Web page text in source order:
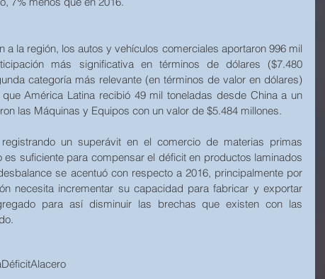
a la región, los autos y vehículos comerciales aportaron 996 mil
más significativa en términos de dólares ($7.480
categoría más relevante (en términos de valor en dólares)
América Latina recibió 49 mil toneladas desde China a un
las Máquinas y Equipos con un valor de $5.484 millones.
un superávit en el comercio de materias primas
suficiente para compensar el déficit en productos laminados
se acentuó con respecto a 2016, principalmente por
necesita incrementar su capacidad para fabricar y exportar
para así disminuir las brechas que existen con las
DéficitAlacero